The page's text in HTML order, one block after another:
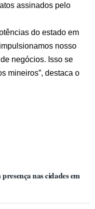
assinados pelo
do estado em
nosso
negócios. Isso se
mineiros”, destaca o
nas cidades em